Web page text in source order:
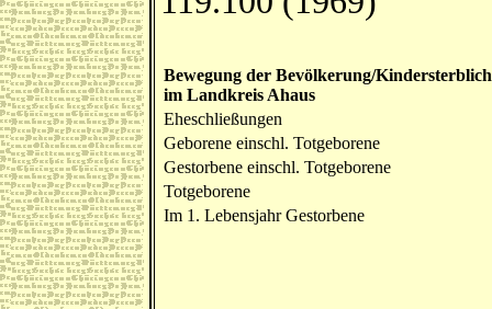
Bewegung der Bevölkerung/
im Landkreis Ahaus
Eheschließungen
Geborene einschl. Totgeborene
Gestorbene einschl. Totgeborene
Totgeborene
Im 1. Lebensjahr Gestorbene